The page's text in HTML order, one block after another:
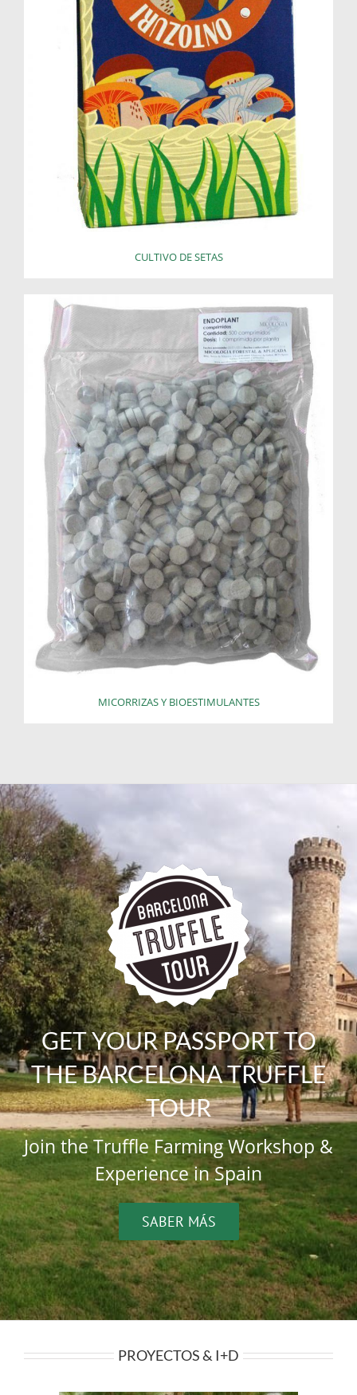
CULTIVO DE SETAS
MICORRIZAS Y BIOESTIMULANTES
GET YOUR PASSPORT TO
THE BARCELONA TRUFFLE
TOUR
Join the Truffle Farming Workshop &
Experience in Spain
SABER MÁS
PROYECTOS & I+D